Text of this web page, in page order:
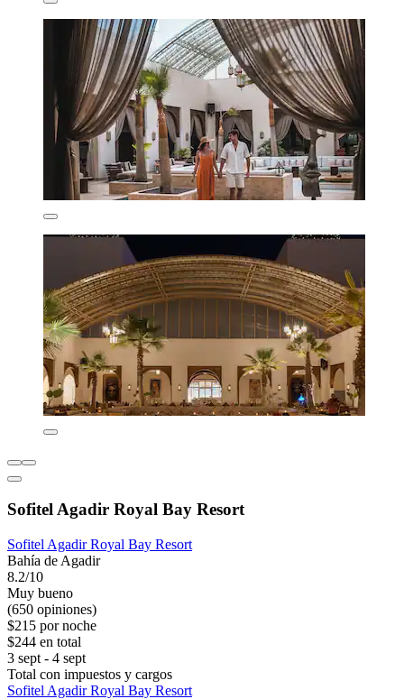
Sofitel Agadir Royal Bay Resort
Sofitel Agadir Royal Bay Resort
Bahía de Agadir
8.2/10
Muy bueno
(650 opiniones)
$215 por noche
$244 en total
3 sept - 4 sept
Total con impuestos y cargos
Sofitel Agadir Royal Bay Resort